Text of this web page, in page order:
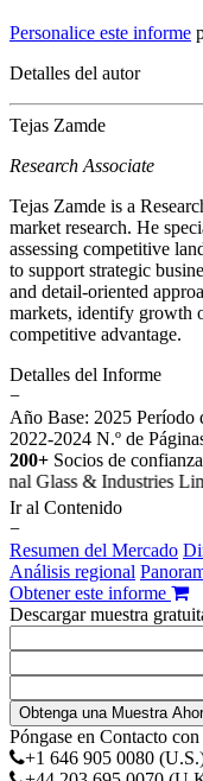
Personalice este informe
Detalles del autor
Tejas Zamde
Research Associate
Tejas Zamde is a
market research. He
assessing competitive
to support strategic
and detail-oriented
markets, identify growth
competitive advantage.
Detalles del Informe
−
Año Base: 2025 Período
2022-2024 N.º de
200+ Socios de confianza
Ir al Contenido
−
Resumen del Mercado
Análisis regional
Obtener este informe
Descargar muestra
Obtenga una Muestra
Póngase en Contacto
+1 646 905 0080